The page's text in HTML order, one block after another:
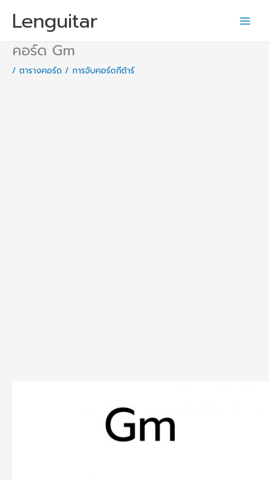
Lenguitar
คอร์ด Gm
/ ตารางคอร์ด / การจับคอร์ดกีต้าร์